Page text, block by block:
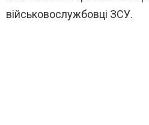
військовослужбовці ЗСУ.